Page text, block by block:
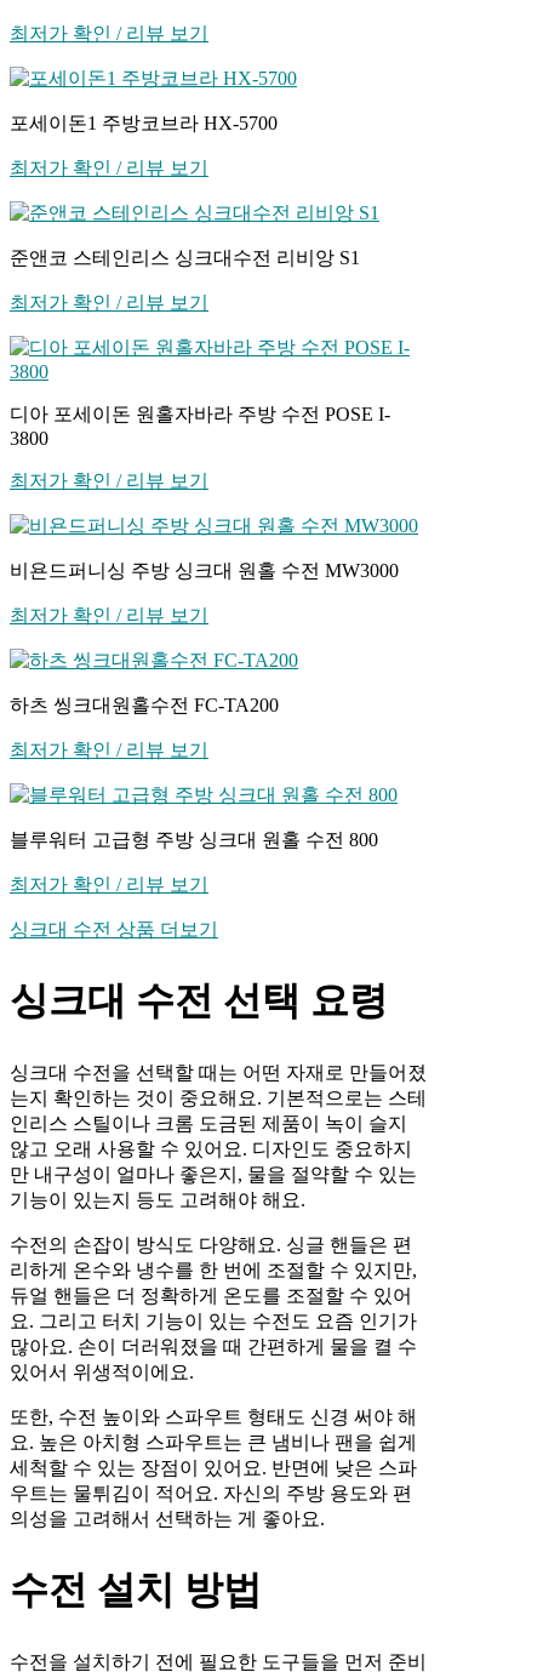
최저가 확인 / 리뷰 보기
포세이돈1 주방코브라 HX-5700
최저가 확인 / 리뷰 보기
준앤코 스테인리스 싱크대수전 리비앙 S1
최저가 확인 / 리뷰 보기
디아 포세이돈 원홀자바라 주방 수전 POSE I-
3800
최저가 확인 / 리뷰 보기
비욘드퍼니싱 주방 싱크대 원홀 수전 MW3000
최저가 확인 / 리뷰 보기
하츠 씽크대원홀수전 FC-TA200
최저가 확인 / 리뷰 보기
블루워터 고급형 주방 싱크대 원홀 수전 800
최저가 확인 / 리뷰 보기
싱크대 수전 상품 더보기
싱크대 수전 선택 요령
싱크대 수전을 선택할 때는 어떤 자재로 만들어졌
는지 확인하는 것이 중요해요. 기본적으로는 스테
인리스 스틸이나 크롬 도금된 제품이 녹이 슬지
않고 오래 사용할 수 있어요. 디자인도 중요하지
만 내구성이 얼마나 좋은지, 물을 절약할 수 있는
기능이 있는지 등도 고려해야 해요.
수전의 손잡이 방식도 다양해요. 싱글 핸들은 편
리하게 온수와 냉수를 한 번에 조절할 수 있지만,
듀얼 핸들은 더 정확하게 온도를 조절할 수 있어
요. 그리고 터치 기능이 있는 수전도 요즘 인기가
많아요. 손이 더러워졌을 때 간편하게 물을 켤 수
있어서 위생적이에요.
또한, 수전 높이와 스파우트 형태도 신경 써야 해
요. 높은 아치형 스파우트는 큰 냄비나 팬을 쉽게
세척할 수 있는 장점이 있어요. 반면에 낮은 스파
우트는 물튀김이 적어요. 자신의 주방 용도와 편
의성을 고려해서 선택하는 게 좋아요.
수전 설치 방법
수전을 설치하기 전에 필요한 도구들을 먼저 준비